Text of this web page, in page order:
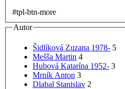
#tpl-btn-more
Autor
Šidlíková Zuzana 1978- 5
Mešša Martin 4
Hubová Katarína 1952- 3
Mrník Anton 3
Dlabal Stanislav 2